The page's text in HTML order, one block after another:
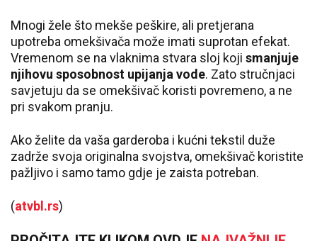
Mnogi žele što mekše peškire, ali pretjerana
upotreba omekšivača može imati suprotan efekat.
Vremenom se na vlaknima stvara sloj koji smanjuje
njihovu sposobnost upijanja vode. Zato stručnjaci
savjetuju da se omekšivač koristi povremeno, a ne
pri svakom pranju.
Ako želite da vaša garderoba i kućni tekstil duže
zadrže svoja originalna svojstva, omekšivač koristite
pažljivo i samo tamo gdje je zaista potreban.
(atvbl.rs)